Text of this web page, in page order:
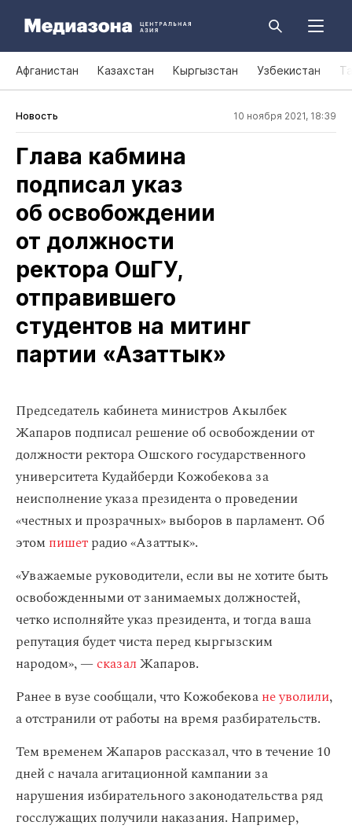
Афганистан Казахстан Кыргызстан Узбекистан
Новость 10 ноября 2021, 18:39
Глава кабмина
подписал указ
об освобождении
от должности
ректора ОшГУ,
отправившего
студентов на митинг
партии «Азаттык»
Председатель кабинета министров Акылбек
Жапаров подписал решение об освобождении от
должности ректора Ошского государственного
университета Кудайберди Кожобекова за
неисполнение указа президента о проведении
«честных и прозрачных» выборов в парламент. Об
этом пишетрадио «Азаттык».
«Уважаемые руководители, если вы не хотите быть
освобожденными от занимаемых должностей,
четко исполняйте указ президента, и тогда ваша
репутация будет чиста перед кыргызским
народом», —сказалЖапаров.
Ранее в вузе сообщали, что Кожобековане уволили,
а отстранили от работы на время разбирательств.
Тем временем Жапаров рассказал, что в течение 10
дней с начала агитационной кампании за
нарушения избирательного законодательства ряд
госслужащих получили наказания. Например,